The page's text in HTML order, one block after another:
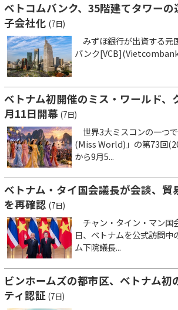
ベトコムバンク、35階建てタワー
子会社化 (7日)
みずほ銀行が出資する元
バンク
ベトナム初開催のミス・ワールド、
月11日開幕 (7日)
世界3大ミスコンの一つ
(Miss World)」の第73回
から9月5...
ベトナム・タイ国会議長が会談、貿
を再確認 (7日)
チャン・タイン・マン国
日、ベトナムを公式訪問中
ム下院議長...
ビンホームズの都市区、ベトナム初
ティ認証 (7日)